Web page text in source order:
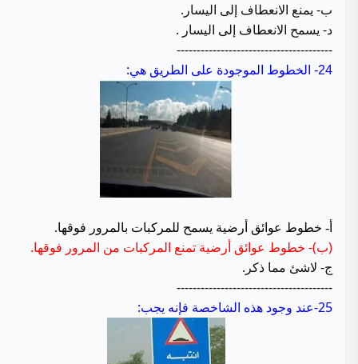
ب- يمنع الانعطاف إلى اليسار.
د- يسمح الانعطاف إلى اليسار .
---------------------------------------
24- الخطوط الموجودة على الطريق هي:
أ- خطوط عوائق أرضية يسمح للمركبات بالمرور فوقها.
(ب)- خطوط عوائق أرضية تمنع المركبات من المرور فوقها.
ج- لاشئ مما ذكر.
---------------------------------------
25-عند وجود هذه الشاخصة فإنه يجب: